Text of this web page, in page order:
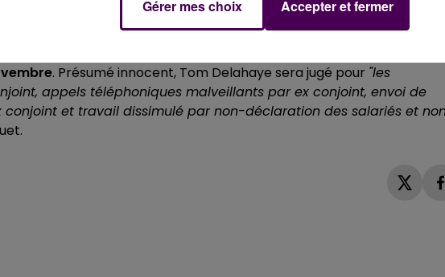
réélu au 1er tour lors des dernières élections municipales,
de police judiciaire pour l’audience correctionnelle qui se
. Présumé innocent, Tom Delahaye sera jugé pour "les
appels téléphoniques malveillants par ex conjoint, envoi de
et travail dissimulé par non-déclaration des salariés et
Gérer mes choix Accepter et fermer